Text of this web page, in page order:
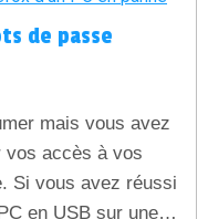
de passe
mais vous avez
vos accès à vos
Si vous avez réussi
en USB sur une